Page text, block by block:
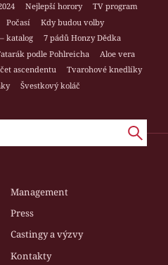
Nejlepší horory
TV program
Počasí
Kdy budou volby
katalog
7 pádů Honzy Dědka
podle Pohlreicha
Aloe vera
ascendentu
Tvarohové knedlíky
Švestkový koláč
Management
Press
Castingy a výzvy
Kontakty